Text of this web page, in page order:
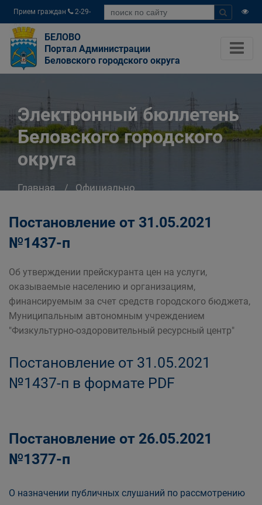
Прием граждан
2-29-
04
БЕЛОВО
Портал Администрации
Беловского городского округа
Электронный бюллетень
Беловского городского
округа
Главная
Официально
Постановление от 31.05.2021
№1437-п
Об утверждении прейскуранта цен на услуги,
оказываемые населению и организациям,
финансируемым за счет средств городского бюджета,
Муниципальным автономным учреждением
"Физкультурно-оздоровительный ресурсный центр"
Постановление от 31.05.2021
№1437-п в формате PDF
Постановление от 26.05.2021
№1377-п
О назначении публичных слушаний по рассмотрению